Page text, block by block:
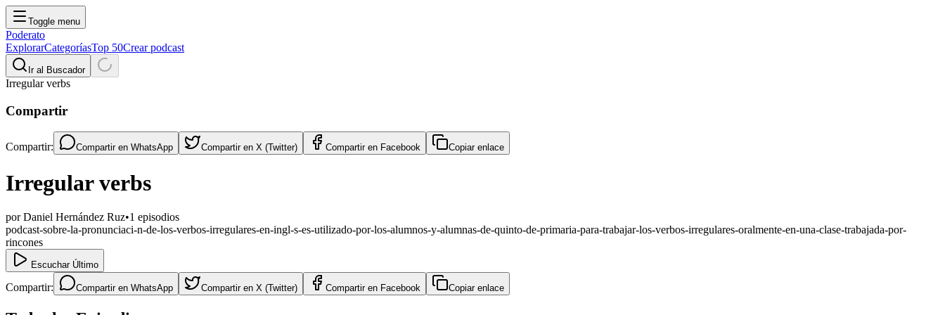
Toggle menu
Poderato
ExplorarCategoríasTop 50Crear podcast
Ir al Buscador
Irregular verbs
Compartir
Compartir: Compartir en WhatsApp Compartir en X (Twitter) Compartir en Facebook Copiar enlace
Irregular verbs
porDaniel Hernández Ruz•1 episodios
podcast-sobre-la-pronunciaci-n-de-los-verbos-irregulares-en-ingl-s-es-utilizado-por-los-alumnos-y-alumnas-de-quinto-de-primaria-para-trabajar-los-verbos-irregulares-oralmente-en-una-clase-trabajada-por-
rincones
Escuchar Último
Compartir: Compartir en WhatsApp Compartir en X (Twitter) Compartir en Facebook Copiar enlace